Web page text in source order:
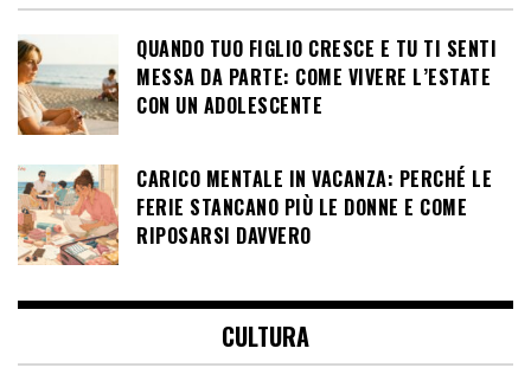
QUANDO TUO FIGLIO CRESCE E TU TI SENTI
MESSA DA PARTE: COME VIVERE L’ESTATE
CON UN ADOLESCENTE
CARICO MENTALE IN VACANZA: PERCHÉ LE
FERIE STANCANO PIÙ LE DONNE E COME
RIPOSARSI DAVVERO
CULTURA